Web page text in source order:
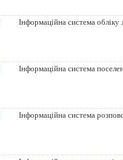
Інформаційна система обліку
Інформаційна система
Інформаційна система